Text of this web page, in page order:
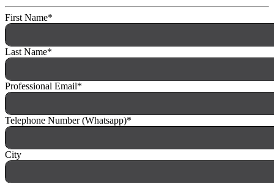
First Name*
Last Name*
Professional Email*
Telephone Number (Whatsapp)*
City